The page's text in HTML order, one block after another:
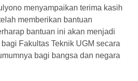
menyampaikan terima kasih
memberikan bantuan
bantuan ini akan menjadi
Fakultas Teknik UGM secara
bagi bangsa dan negara